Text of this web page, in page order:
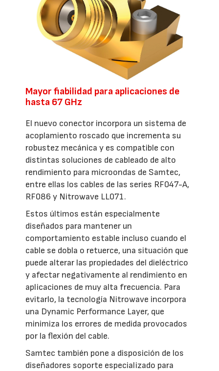
Mayor fiabilidad para aplicaciones de
hasta 67 GHz
El nuevo conector incorpora un sistema de
acoplamiento roscado que incrementa su
robustez mecánica y es compatible con
distintas soluciones de cableado de alto
rendimiento para microondas de Samtec,
entre ellas los cables de las series RF047-A,
RF086 y Nitrowave LL071.
Estos últimos están especialmente
diseñados para mantener un
comportamiento estable incluso cuando el
cable se dobla o retuerce, una situación que
puede alterar las propiedades del dieléctrico
y afectar negativamente al rendimiento en
aplicaciones de muy alta frecuencia. Para
evitarlo, la tecnología Nitrowave incorpora
una Dynamic Performance Layer, que
minimiza los errores de medida provocados
por la flexión del cable.
Samtec también pone a disposición de los
diseñadores soporte especializado para